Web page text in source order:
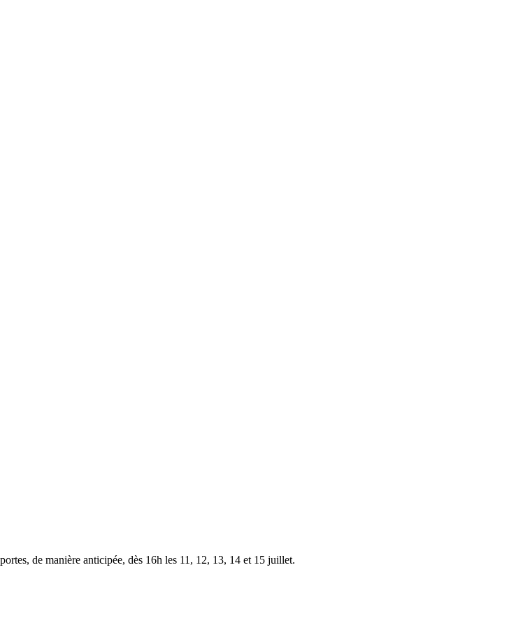
de manière anticipée, dès 16h les 11, 12, 13, 14 et 15 juillet.